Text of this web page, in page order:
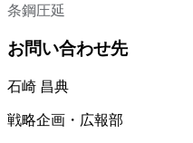
条鋼圧延
お問い合わせ先
石崎 昌典
戦略企画・広報部